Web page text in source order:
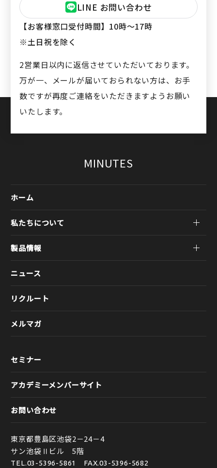
LINE お問い合わせ
【お客様窓口受付時間】 10時〜17時
※土日祝を除く
2営業日以内に返信させていただいております。
万が一、メールが届いておられない方は、お手
数ですが再度ご連絡をいただきますようお願い
いたします。
MINUTES
ホーム
私たちについて
製品情報
ニュース
リクルート
メルマガ
セミナー
アカデミーメンバーサイト
お問い合わせ
東京都豊島区池袋2－24－4
サン池袋Ⅱビル 5階
TEL.03-5396-5861 FAX.03-5396-5682